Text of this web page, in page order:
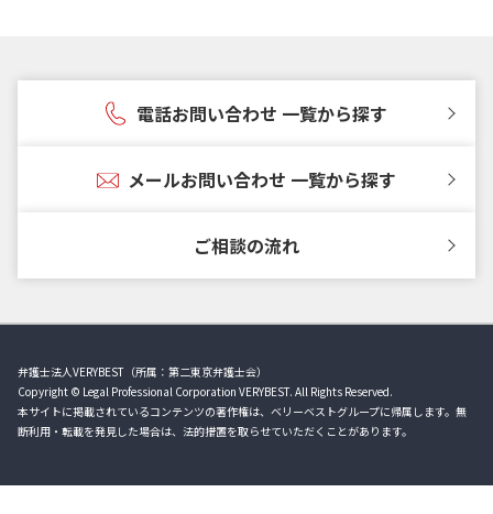
電話お問い合わせ 一覧から探す
メールお問い合わせ 一覧から探す
ご相談の流れ
弁護士法人VERYBEST（所属：第二東京弁護士会）
Copyright © Legal Professional Corporation VERYBEST. All Rights Reserved.
本サイトに掲載されているコンテンツの著作権は、ベリーベストグループに帰属します。無
断利用・転載を発見した場合は、法的措置を取らせていただくことがあります。